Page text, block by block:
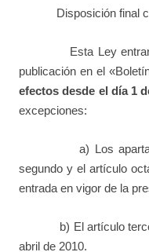
Disposición final
Esta Ley entrará
publicación en el
efectos desde el día 1
excepciones:
a) Los apartados
segundo y el artículo
entrada en vigor de la
b) El artículo tercero
abril de 2010.